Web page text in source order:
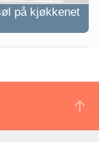
på kjøkkenet